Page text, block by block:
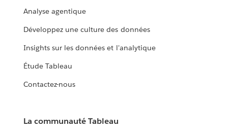
Analyse agentique
Développez une culture des données
Insights sur les données et l'analytique
Étude Tableau
Contactez-nous
La communauté Tableau